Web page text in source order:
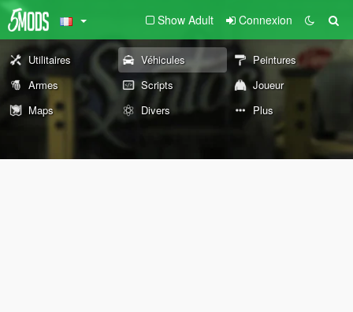
Show Adult Connexion
Utilitaires Véhicules
Peintures
Armes
Scripts
Joueur
Maps
Divers Plus